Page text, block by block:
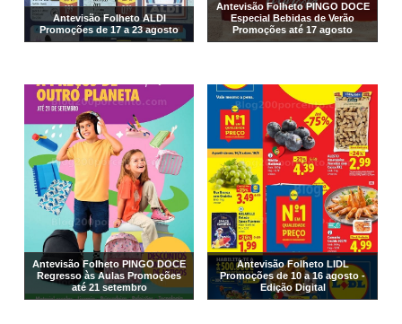
Antevisão Folheto ALDI
Promoções de 17 a 23 agosto
Antevisão Folheto PINGO DOCE
Especial Bebidas de Verão
Promoções até 17 agosto
Antevisão Folheto PINGO DOCE
Regresso às Aulas Promoções
até 21 setembro
Antevisão Folheto LIDL
Promoções de 10 a 16 agosto -
Edição Digital